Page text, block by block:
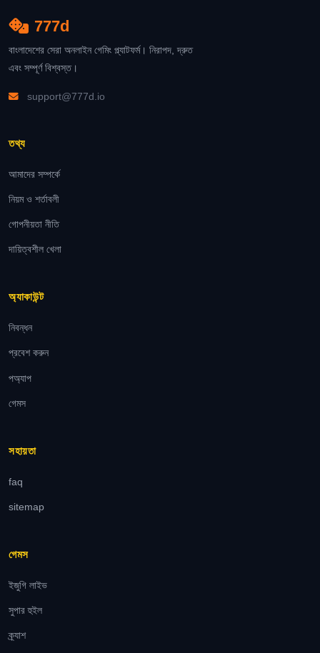
777d
বাংলাদেশের সেরা অনলাইন গেমিং প্ল্যাটফর্ম। নিরাপদ, দ্রুত
এবং সম্পূর্ণ বিশ্বস্ত।
support@777d.io
তথ্য
আমাদের সম্পর্কে
নিয়ম ও শর্তাবলী
গোপনীয়তা নীতি
দায়িত্বশীল খেলা
অ্যাকাউন্ট
নিবন্ধন
প্রবেশ করুন
পঅ্যাপ
গেমস
সহায়তা
faq
sitemap
গেমস
ইজুগি লাইভ
সুপার হুইল
ক্র্যাশ